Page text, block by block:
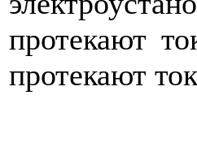
протекают
протекают